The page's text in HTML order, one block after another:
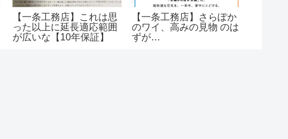
【一条工務店】これは思
った以上に延長適応範囲
が広いな【10年保証】
【一条工務店】さらぽか
のワイ、高みの見物 のは
ずが…